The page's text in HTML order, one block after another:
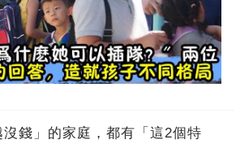
錢」的家庭，都有「這2個特